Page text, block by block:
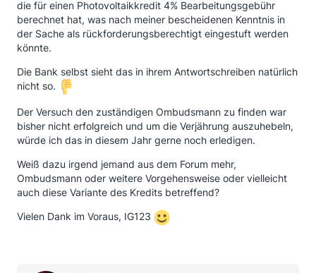
die für einen Photovoltaikkredit 4% Bearbeitungsgebühr
berechnet hat, was nach meiner bescheidenen Kenntnis in
der Sache als rückforderungsberechtigt eingestuft werden
könnte.
Die Bank selbst sieht das in ihrem Antwortschreiben natürlich
nicht so.
Der Versuch den zuständigen Ombudsmann zu finden war
bisher nicht erfolgreich und um die Verjährung auszuhebeln,
würde ich das in diesem Jahr gerne noch erledigen.
Weiß dazu irgend jemand aus dem Forum mehr,
Ombudsmann oder weitere Vorgehensweise oder vielleicht
auch diese Variante des Kredits betreffend?
Vielen Dank im Voraus, IG123